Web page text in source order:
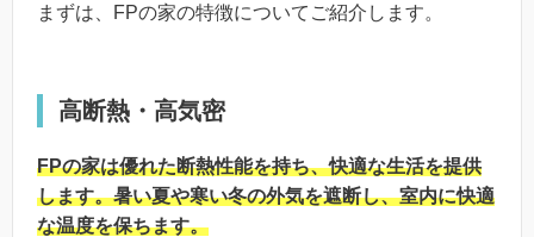
まずは、FPの家の特徴についてご紹介します。
高断熱・高気密
FPの家は優れた断熱性能を持ち、快適な生活を提供
します。暑い夏や寒い冬の外気を遮断し、室内に快適
な温度を保ちます。